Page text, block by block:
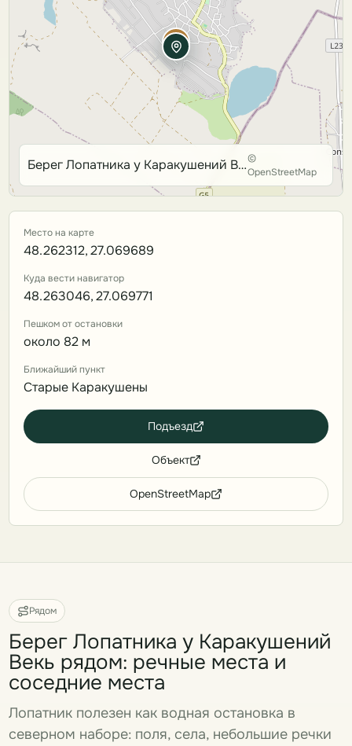
Берег Лопатника у Каракушений Векь©
OpenStreetMap
Место на карте
48.262312, 27.069689
Куда вести навигатор
48.263046, 27.069771
Пешком от остановки
около 82 м
Ближайший пункт
Старые Каракушены
Подъезд
Объект
OpenStreetMap
Рядом
Берег Лопатника у Каракушений
Векь рядом: речные места и
соседние места
Лопатник полезен как водная остановка в
северном наборе: поля, села, небольшие речки